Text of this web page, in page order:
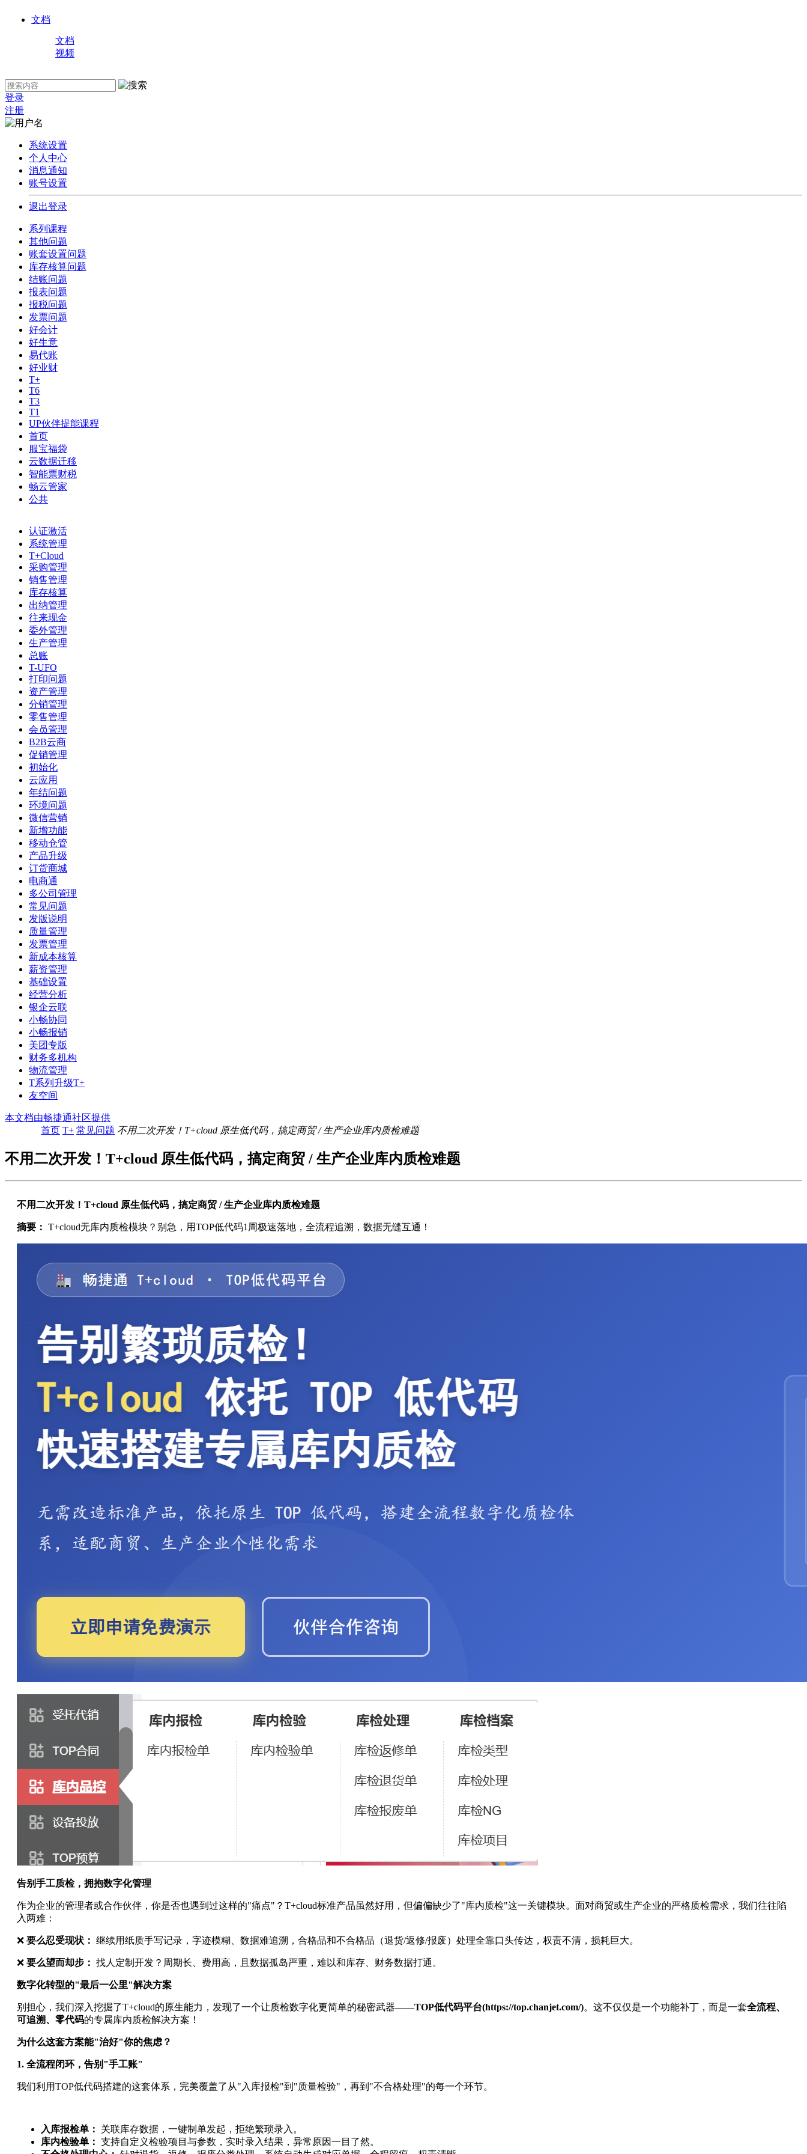
文档
文档
视频
登录
注册
系统设置
个人中心
消息通知
账号设置
退出登录
系列课程
其他问题
账套设置问题
库存核算问题
结账问题
报表问题
报税问题
发票问题
好会计
好生意
易代账
好业财
T+
T6
T3
T1
UP伙伴提能课程
首页
服宝福袋
云数据迁移
智能票财税
畅云管家
公共
认证激活
系统管理
T+Cloud
采购管理
销售管理
库存核算
出纳管理
往来现金
委外管理
生产管理
总账
T-UFO
打印问题
资产管理
分销管理
零售管理
会员管理
B2B云商
促销管理
初始化
云应用
年结问题
环境问题
微信营销
新增功能
移动仓管
产品升级
订货商城
电商通
多公司管理
常见问题
发版说明
质量管理
发票管理
新成本核算
薪资管理
基础设置
经营分析
银企云联
小畅协同
小畅报销
美团专版
财务多机构
物流管理
T系列升级T+
友空间
本文档由畅捷通社区提供
首页 T+ 常见问题 不用二次开发！T+cloud 原生低代码，搞定商贸 / 生产企业库内质检难题
不用二次开发！T+cloud 原生低代码，搞定商贸 / 生产企业库内质检难题
不用二次开发！T+cloud 原生低代码，搞定商贸 / 生产企业库内质检难题
摘要： T+cloud无库内质检模块？别急，用TOP低代码1周极速落地，全流程追溯，数据无缝互通！
告别手工质检，拥抱数字化管理
作为企业的管理者或合作伙伴，你是否也遇到过这样的"痛点"？T+cloud标准产品虽然好用，但偏偏缺少了"库内质检"这一关键模块。面对商贸或生产企业的严格质检需求，我们往往陷
入两难：
❌ 要么忍受现状： 继续用纸质手写记录，字迹模糊、数据难追溯，合格品和不合格品（退货/返修/报废）处理全靠口头传达，权责不清，损耗巨大。
❌ 要么望而却步： 找人定制开发？周期长、费用高，且数据孤岛严重，难以和库存、财务数据打通。
数字化转型的"最后一公里"解决方案
别担心，我们深入挖掘了T+cloud的原生能力，发现了一个让质检数字化更简单的秘密武器——TOP低代码平台(https://top.chanjet.com/)。这不仅仅是一个功能补丁，而是一套全流程、
可追溯、零代码的专属库内质检解决方案！
为什么这套方案能"治好"你的焦虑？
1. 全流程闭环，告别"手工账"
我们利用TOP低代码搭建的这套体系，完美覆盖了从"入库报检"到"质量检验"，再到"不合格处理"的每一个环节。
入库报检单：
关联库存数据，一键制单发起，拒绝繁琐录入。
库内检验单： 支持自定义检验项目与参数，实时录入结果，异常原因一目了然。